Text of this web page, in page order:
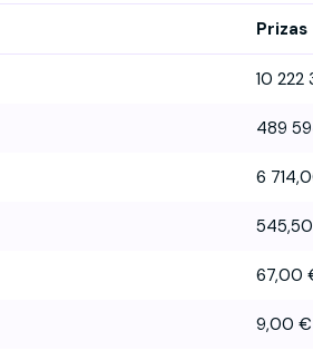
Prizas
10 222
489
6
67,00
9,00 €